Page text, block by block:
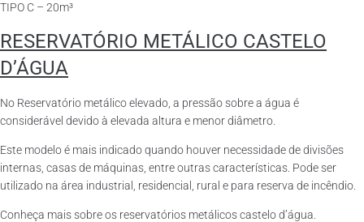
TIPO C – 20m³
RESERVATÓRIO METÁLICO CASTELO
D’ÁGUA
No Reservatório metálico elevado, a pressão sobre a água é
considerável devido à elevada altura e menor diâmetro.
Este modelo é mais indicado quando houver necessidade de divisões
internas, casas de máquinas, entre outras características. Pode ser
utilizado na área industrial, residencial, rural e para reserva de incêndio.
Conheça mais sobre os reservatórios metálicos castelo d’água.